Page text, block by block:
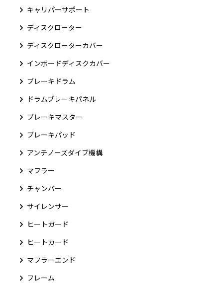
キャリパーサポート
ディスクローター
ディスクローターカバー
インボードディスクカバー
ブレーキドラム
ドラムブレーキパネル
ブレーキマスター
ブレーキパッド
アンチノーズダイブ機構
マフラー
チャンバー
サイレンサー
ヒートガード
ヒートカード
マフラーエンド
フレーム